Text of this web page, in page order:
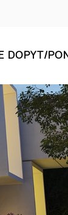
DOPYT/